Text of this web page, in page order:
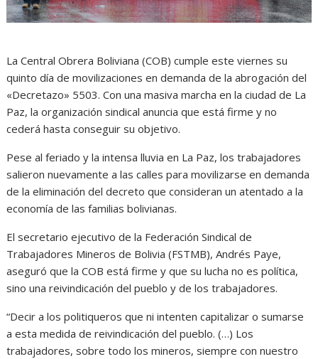
La Central Obrera Boliviana (COB) cumple este viernes su
quinto día de movilizaciones en demanda de la abrogación del
«Decretazo» 5503. Con una masiva marcha en la ciudad de La
Paz, la organización sindical anuncia que está firme y no
cederá hasta conseguir su objetivo.
Pese al feriado y la intensa lluvia en La Paz, los trabajadores
salieron nuevamente a las calles para movilizarse en demanda
de la eliminación del decreto que consideran un atentado a la
economía de las familias bolivianas.
El secretario ejecutivo de la Federación Sindical de
Trabajadores Mineros de Bolivia (FSTMB), Andrés Paye,
aseguró que la COB está firme y que su lucha no es política,
sino una reivindicación del pueblo y de los trabajadores.
“Decir a los politiqueros que ni intenten capitalizar o sumarse
a esta medida de reivindicación del pueblo. (…) Los
trabajadores, sobre todo los mineros, siempre con nuestro